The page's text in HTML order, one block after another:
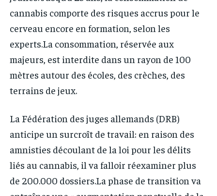
cannabis comporte des risques accrus pour le
cerveau encore en formation, selon les
experts.La consommation, réservée aux
majeurs, est interdite dans un rayon de 100
mètres autour des écoles, des crèches, des
terrains de jeux.
La Fédération des juges allemands (DRB)
anticipe un surcroît de travail: en raison des
amnisties découlant de la loi pour les délits
liés au cannabis, il va falloir réexaminer plus
de 200.000 dossiers.La phase de transition va